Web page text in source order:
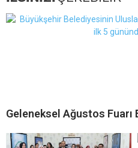
Geleneksel Ağustos Fuarı